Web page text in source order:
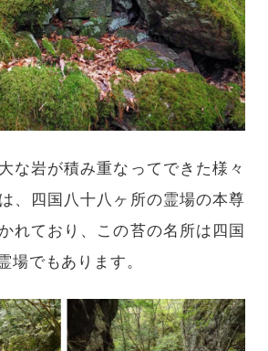
な岩が積み重なってできた様々
、四国八十八ヶ所の霊場の本尊
れており、この苔の名所は四国
場でもあります。